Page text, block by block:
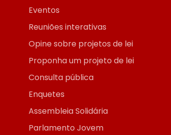
Eventos
Reuniões interativas
Opine sobre projetos de lei
Proponha um projeto de lei
Consulta pública
Enquetes
Assembleia Solidária
Parlamento Jovem